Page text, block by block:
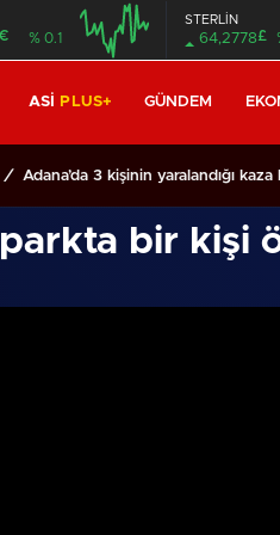
% 0.1
STERLİN
64,2778£
ASİ PLUS+ GÜNDEM
/ Adana’da 3 kişinin yaralandığı kaza
parkta bir kişi